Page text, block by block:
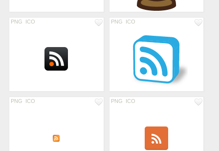
PNG ICO PNG ICO
PNG ICO PNG ICO